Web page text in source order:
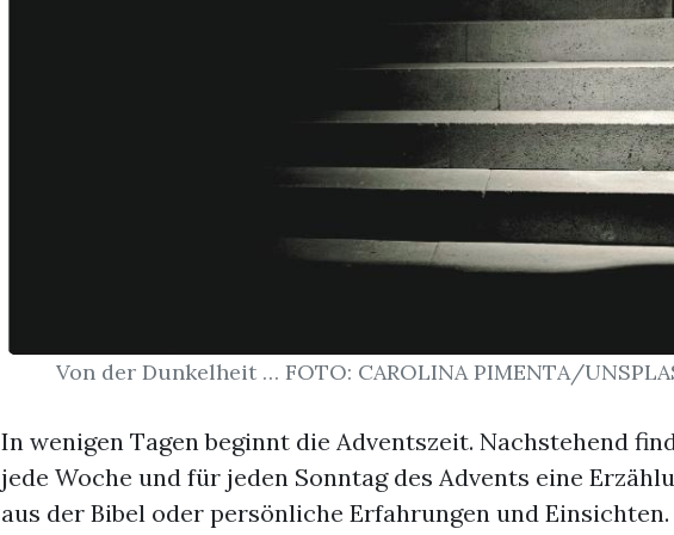
Von der Dunkelheit … FOTO: CAROLINA PIMENTA/
In wenigen Tagen beginnt die Adventszeit. Nachstehend
jede Woche und für jeden Sonntag des Advents eine
aus der Bibel oder persönliche Erfahrungen und Einsichten.